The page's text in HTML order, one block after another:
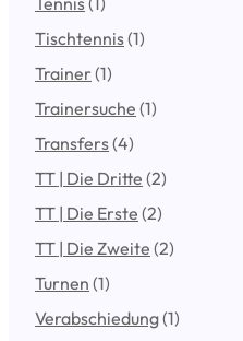
Tischtennis(1)
Trainer (1)
Trainersuche (1)
Transfers(4)
TT | Die Dritte (2)
TT | Die Erste (2)
TT | Die Zweite (2)
Turnen (1)
Verabschiedung(1)